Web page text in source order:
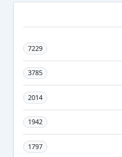
7229
3785
2014
1942
1797